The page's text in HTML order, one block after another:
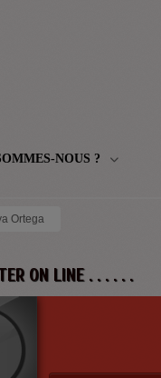
NOUS ?
Ortega
ON LINE . . . . . .